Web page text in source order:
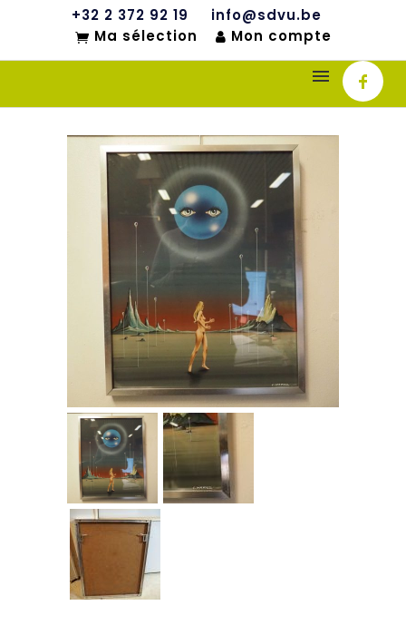
+32 2 372 92 19
info@sdvu.be
Ma sélection
Mon compte